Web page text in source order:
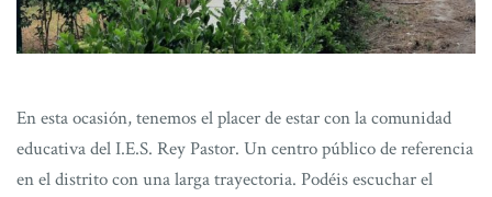
En esta ocasión, tenemos el placer de estar con la comunidad
educativa del I.E.S. Rey Pastor. Un centro público de referencia
en el distrito con una larga trayectoria. Podéis escuchar el